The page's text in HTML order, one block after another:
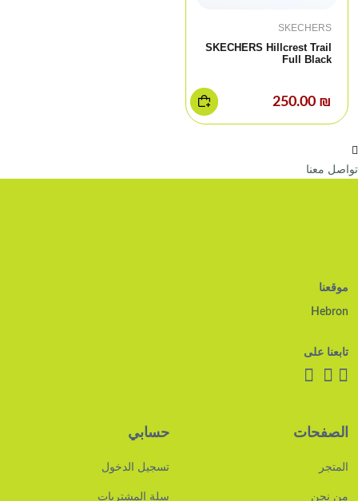
SKECHERS
SKECHERS Hillcrest Trail
Full Black
₪ 250.00
تواصل معنا
موقعنا
Hebron
تابعنا على
الصفحات
المتجر
من نحن
حسابي
تسجيل الدخول
سلة المشتريات